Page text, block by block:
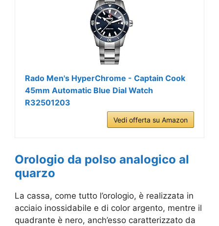
Rado Men's HyperChrome - Captain Cook
45mm Automatic Blue Dial Watch
R32501203
Vedi offerta su Amazon
Orologio da polso analogico al
quarzo
La cassa, come tutto l’orologio, è realizzata in
acciaio inossidabile e di color argento, mentre il
quadrante è nero, anch’esso caratterizzato da